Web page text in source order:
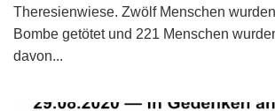
Theresienwiese. Zwölf Menschen
Bombe getötet und 221 Menschen
davon...